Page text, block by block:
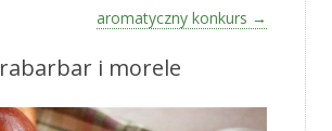
aromatyczny konkurs →
i morele